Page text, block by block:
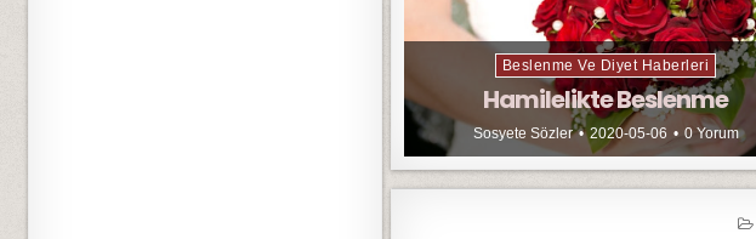
Beslenme Ve Diyet Haberleri
Hamilelikte Beslenme
Sosyete Sözler 2020-05-06 0 Yorum